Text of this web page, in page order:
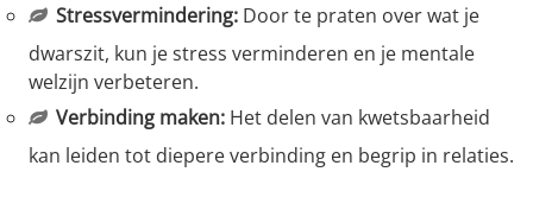
Stressvermindering:Door te praten over wat je
dwarszit, kun je stress verminderen en je mentale
welzijn verbeteren.
Verbinding maken:Het delen van kwetsbaarheid
kan leiden tot diepere verbinding en begrip in relaties.